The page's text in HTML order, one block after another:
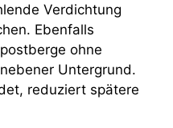
Verdichtung
Ebenfalls
ohne
Untergrund.
reduziert spätere